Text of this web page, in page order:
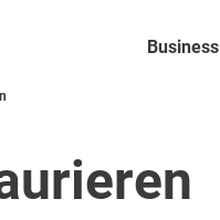
Business